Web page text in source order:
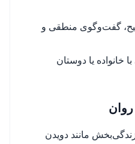
گفت‌وگوی منطقی و
خانواده یا دوستان
مانند دویدن